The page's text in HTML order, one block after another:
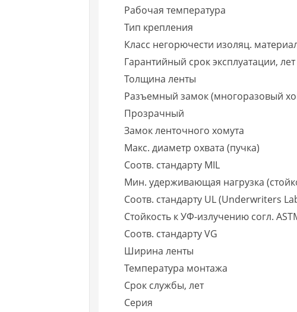
Рабочая температура
Тип крепления
Класс негорючести изоляц.
Гарантийный срок эксплуатации, лет
Толщина ленты
Разъемный замок (многоразовый
Прозрачный
Замок ленточного хомута
Макс. диаметр охвата (пучка)
Соотв. стандарту MIL
Мин. удерживающая нагрузка
Соотв. стандарту UL (Underwriters
Стойкость к УФ-излучению согл.
Соотв. стандарту VG
Ширина ленты
Температура монтажа
Срок службы, лет
Серия